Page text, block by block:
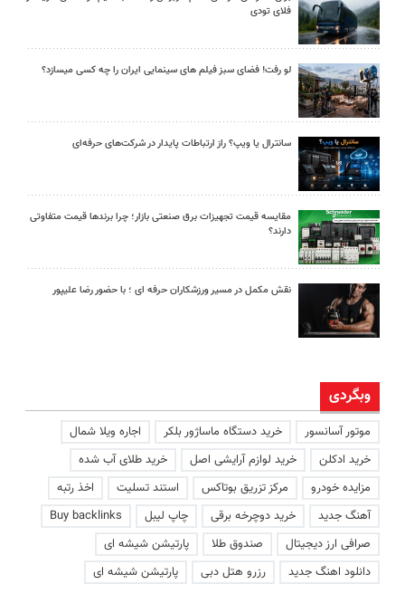
فلای تودی
لو رفت! فضای سبز فیلم های سینمایی ایران را چه کسی میسازد؟
سانترال یا ویپ؟ راز ارتباطات پایدار در شرکت‌های حرفه‌ای
مقایسه قیمت تجهیزات برق صنعتی بازار؛ چرا برندها قیمت متفاوتی
دارند؟
نقش مکمل در مسیر ورزشکاران حرفه ای ؛ با حضور رضا علیپور
وبگردی
موتور آسانسور خرید دستگاه ماساژور بلکر
اجاره ویلا شمال
خرید ادکلن
خرید لوازم آرایشی اصل
خرید طلای آب شده
مزایده خودرو
مرکز تزریق بوتاکس استند تسلیت
اخذ رتبه
آهنگ جدید
خرید دوچرخه برقی چاپ لیبل
Buy backlinks
صرافی ارز دیجیتال
صندوق طلا
پارتیشن شیشه ای
دانلود اهنگ جدید
رزرو هتل دبی پارتیشن شیشه ای